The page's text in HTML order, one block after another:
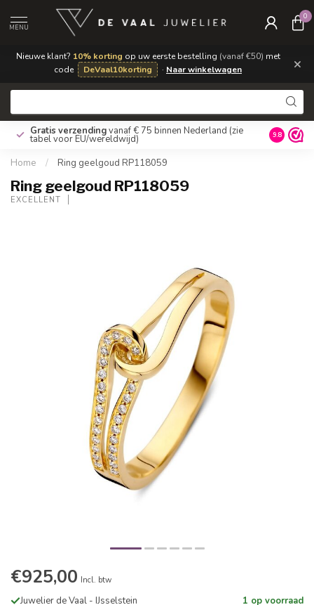
Nieuwe klant? 10% korting op uw eerste bestelling (vanaf €50) met
code
DeVaal10korting · Naar winkelwagen ×
MENU
0
Gratis verzendingvanaf € 75 binnen Nederland (zie
tabel voor EU/wereldwijd) 9.8
Home / Ring geelgoud RP118059
Ring geelgoud RP118059
EXCELLENT
€925,00 Incl. btw
Juwelier de Vaal - IJsselstein 1 op voorraad